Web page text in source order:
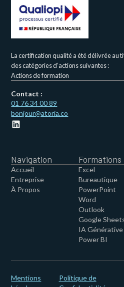
La certification qualité a été délivrée au
des catégories d’actions suivantes :
Actions de formation
Contact :
01 76 34 00 89
bonjour@atoria.co
Navigation
Accueil
Entreprise
À Propos
Formations
Excel
Bureautique
PowerPoint
Word
Outlook
Google
IA Générative
Power BI
Mentions
Politique de